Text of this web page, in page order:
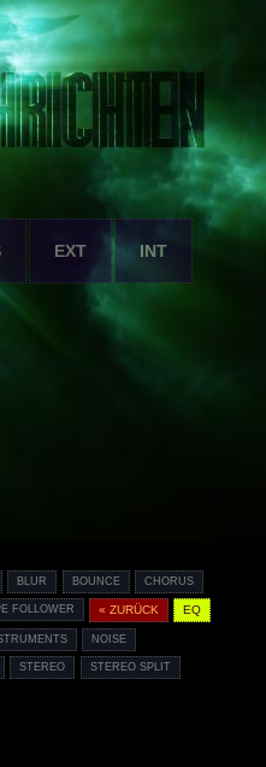
EXT INT
BLUR BOUNCE CHORUS
FOLLOWER « ZURÜCK EQ
NOISE
STEREO STEREO SPLIT